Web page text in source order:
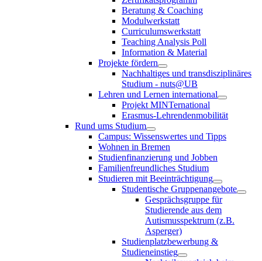
Beratung & Coaching
Modulwerkstatt
Curriculumswerkstatt
Teaching Analysis Poll
Information & Material
Projekte fördern
Nachhaltiges und transdisziplinäres
Studium - nuts@UB
Lehren und Lernen international
Projekt MINTernational
Erasmus-Lehrendenmobilität
Rund ums Studium
Campus: Wissenswertes und Tipps
Wohnen in Bremen
Studienfinanzierung und Jobben
Familienfreundliches Studium
Studieren mit Beeinträchtigung
Studentische Gruppenangebote
Gesprächsgruppe für
Studierende aus dem
Autismusspektrum (z.B.
Asperger)
Studienplatzbewerbung &
Studieneinstieg